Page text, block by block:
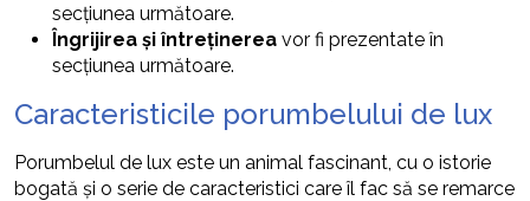
secțiunea următoare.
Îngrijirea și întreținerea vor fi prezentate în
secțiunea următoare.
Caracteristicile porumbelului de lux
Porumbelul de lux este un animal fascinant, cu o istorie
bogată și o serie de caracteristici care îl fac să se remarce